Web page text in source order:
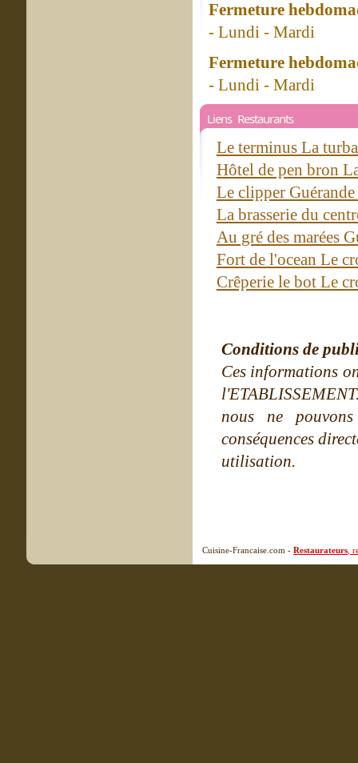
Fermeture
- Lundi - Mardi
Fermeture
- Lundi - Mardi
Liens Restaurants
Le terminus La
Hôtel de pen bron
Le clipper Guérande
La brasserie du
Au gré des marées
Fort de l'ocean Le
Crêperie le bot Le
Conditions de
Ces informations
nous ne
conséquences
utilisation.
Cuisine-Francaise.com - Restaurateurs ,